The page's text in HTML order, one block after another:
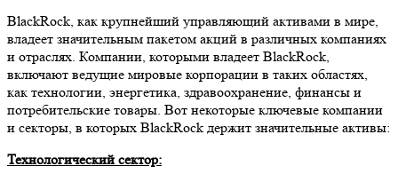
BlackRock, как крупнейший управляющий активами в мире,
владеет значительным пакетом акций в различных компаниях
и отраслях. Компании, которыми владеет BlackRock,
включают ведущие мировые корпорации в таких областях,
как технологии, энергетика, здравоохранение, финансы и
потребительские товары. Вот некоторые ключевые компании
и секторы, в которых BlackRock держит значительные активы:
Технологический сектор: